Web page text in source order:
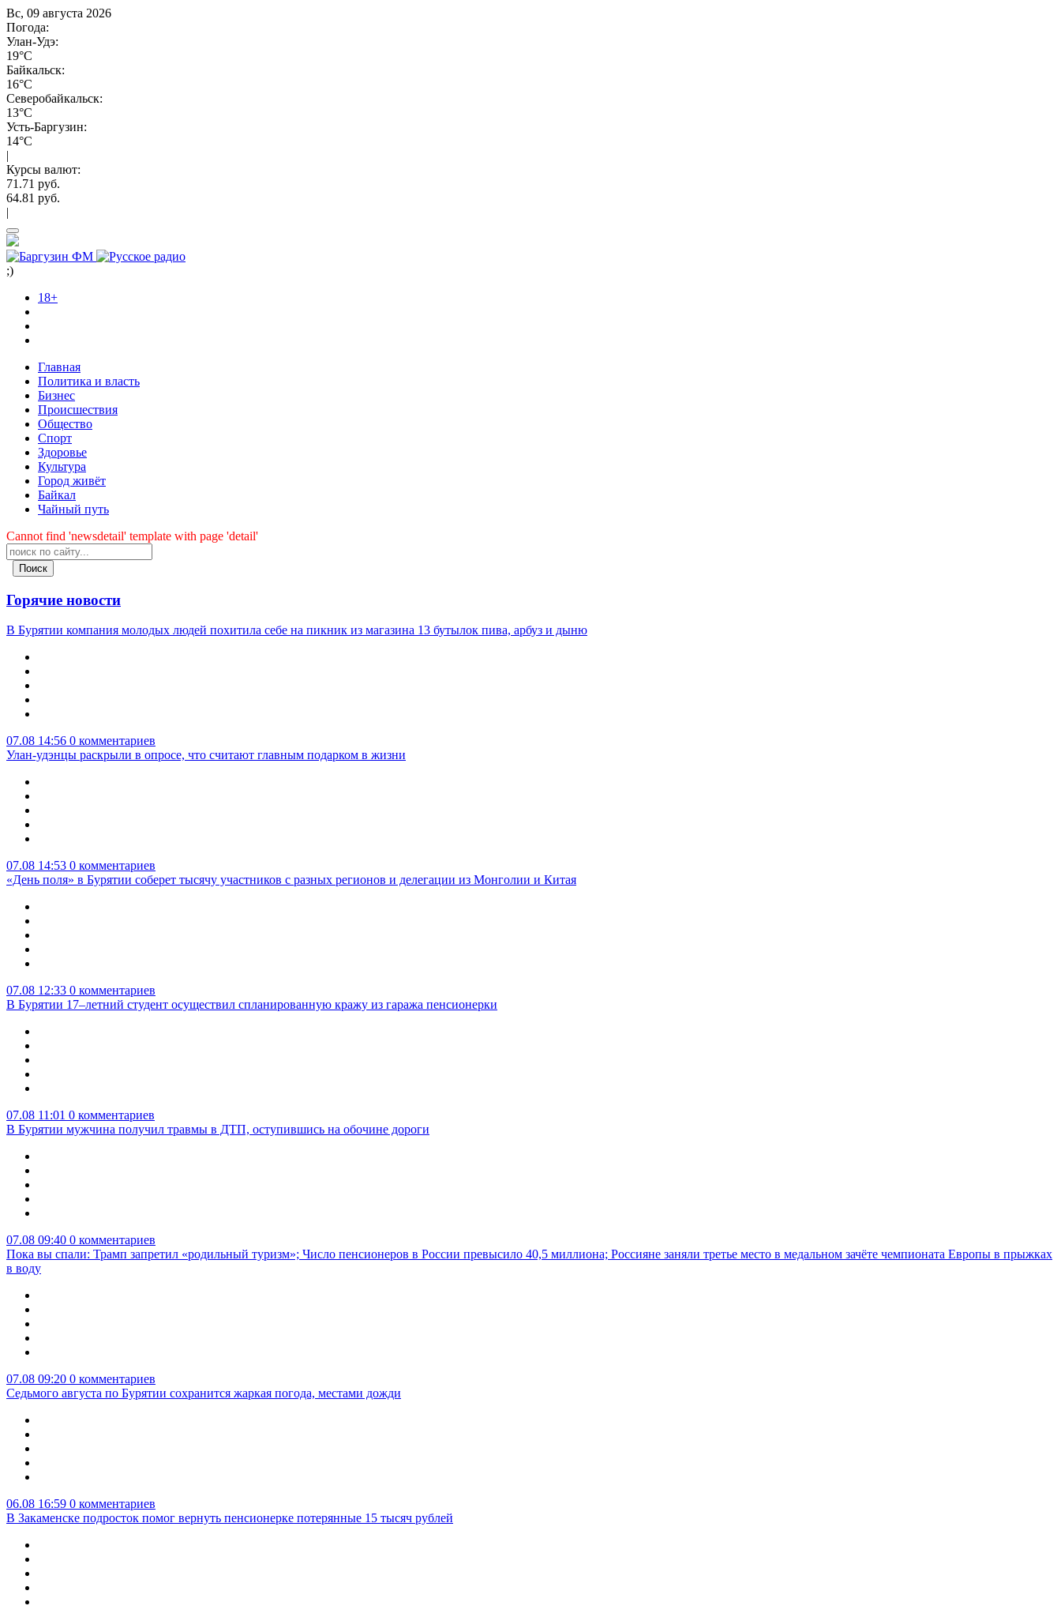
Вс, 09 августа 2026
Погода:
Улан-Удэ:
19°C
Байкальск:
16°C
Северобайкальск:
13°C
Усть-Баргузин:
14°C
|
Курсы валют:
71.71 руб.
64.81 руб.
|
;)
18+
Главная
Политика и власть
Бизнес
Происшествия
Общество
Cпорт
Здоровье
Культура
Город живёт
Байкал
Чайный путь
Cannot find 'newsdetail' template with page 'detail'
Поиск
Горячие новости
В Бурятии компания молодых людей похитила себе на пикник из магазина 13 бутылок пива, арбуз и дыню
07.08 14:56 0 комментариев
Улан-удэнцы раскрыли в опросе, что считают главным подарком в жизни
07.08 14:53 0 комментариев
«День поля» в Бурятии соберет тысячу участников с разных регионов и делегации из Монголии и Китая
07.08 12:33 0 комментариев
В Бурятии 17–летний студент осуществил спланированную кражу из гаража пенсионерки
07.08 11:01 0 комментариев
В Бурятии мужчина получил травмы в ДТП, оступившись на обочине дороги
07.08 09:40 0 комментариев
Пока вы спали: Трамп запретил «родильный туризм»; Число пенсионеров в России превысило 40,5 миллиона; Россияне заняли третье место в медальном зачёте чемпионата Европы в прыжках
в воду
07.08 09:20 0 комментариев
Седьмого августа по Бурятии сохранится жаркая погода, местами дожди
06.08 16:59 0 комментариев
В Закаменске подросток помог вернуть пенсионерке потерянные 15 тысяч рублей